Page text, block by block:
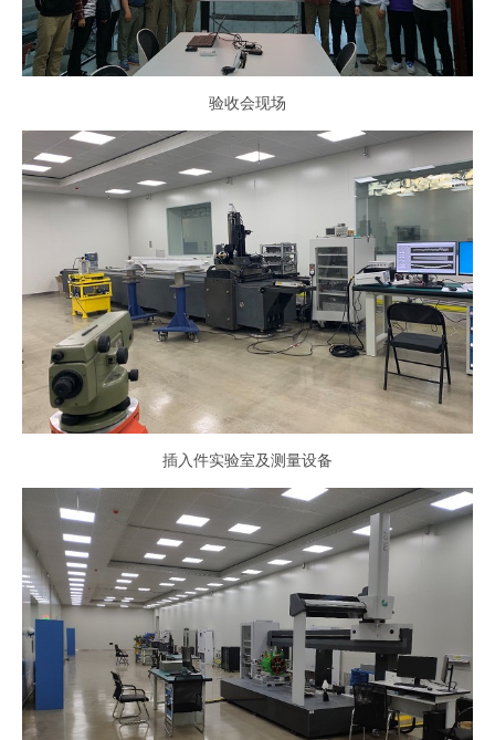
验收会现场
插入件实验室及测量设备